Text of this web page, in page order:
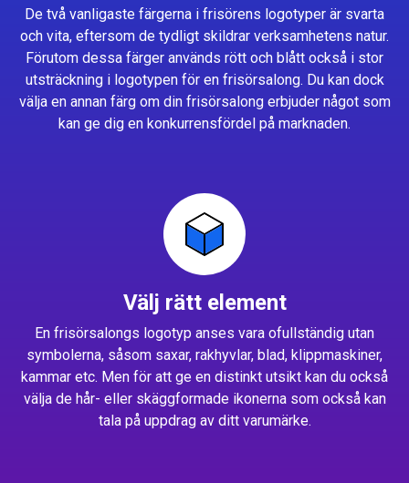
De två vanligaste färgerna i frisörens logotyper är svarta
och vita, eftersom de tydligt skildrar verksamhetens natur.
Förutom dessa färger används rött och blått också i stor
utsträckning i logotypen för en frisörsalong. Du kan dock
välja en annan färg om din frisörsalong erbjuder något som
kan ge dig en konkurrensfördel på marknaden.
Välj rätt element
En frisörsalongs logotyp anses vara ofullständig utan
symbolerna, såsom saxar, rakhyvlar, blad, klippmaskiner,
kammar etc. Men för att ge en distinkt utsikt kan du också
välja de hår- eller skäggformade ikonerna som också kan
tala på uppdrag av ditt varumärke.